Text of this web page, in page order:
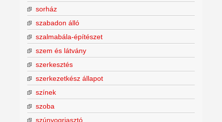
sorház
szabadon álló
szalmabála-építészet
szem és látvány
szerkesztés
szerkezetkész állapot
színek
szoba
szúnyogriasztó